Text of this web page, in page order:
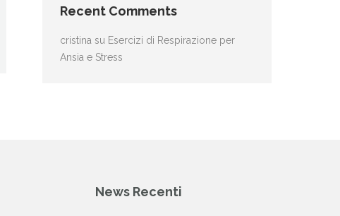
Recent Comments
cristina su Esercizi di Respirazione per
Ansia e Stress
News Recenti